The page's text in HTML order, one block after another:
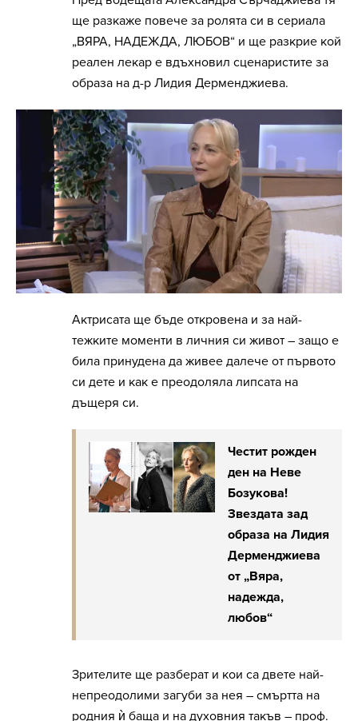
ще разкаже повече за ролята си в сериала
„ВЯРА, НАДЕЖДА, ЛЮБОВ“ и ще разкрие кой
реален лекар е вдъхновил сценаристите за
образа на д-р Лидия Дерменджиева.
Актрисата ще бъде откровена и за най-
тежките моменти в личния си живот – защо е
била принудена да живее далече от първото
си дете и как е преодоляла липсата на
дъщеря си.
Честит рожден
ден на Неве
Бозукова!
Звездата зад
образа на Лидия
Дерменджиева
от „Вяра,
надежда,
любов“
Зрителите ще разберат и кои са двете най-
непреодолими загуби за нея – смъртта на
родния ѝ баща и на духовния такъв – проф.